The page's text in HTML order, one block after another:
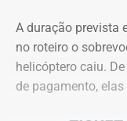
procedimento
036/2022.
Ainda que se trate
dos pagamentos e
Geo Ambiental
Como vai
O formato do
perguntas e
participantes e
A duração prevista
no roteiro o
helicóptero caiu.
de pagamento,